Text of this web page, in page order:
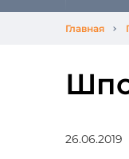
Главная
26.06.2019